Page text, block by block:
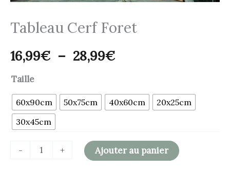
Tableau Cerf Foret
16,99€ – 28,99€
Taille
60x90cm 50x75cm 40x60cm
20x25cm
30x45cm
- + Ajouter au panier